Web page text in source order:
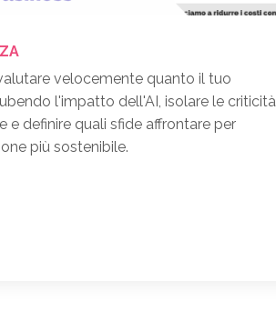
velocemente quanto il tuo
l'impatto dell'AI, isolare le criticità
e definire quali sfide affrontare per
più sostenibile.